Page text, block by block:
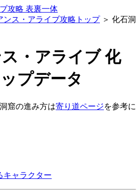
攻略 表裏一体
ンス・アライブ攻略トップ＞ 化石洞
・アライブ 化
プデータ
窟の進み方は寄り道ページを参考に
キャラクター